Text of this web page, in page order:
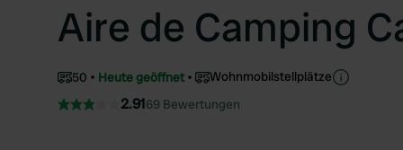
Aire de Camping
50 Heute geöffnet Wohnmobilstellplätze
2.9169 Bewertungen